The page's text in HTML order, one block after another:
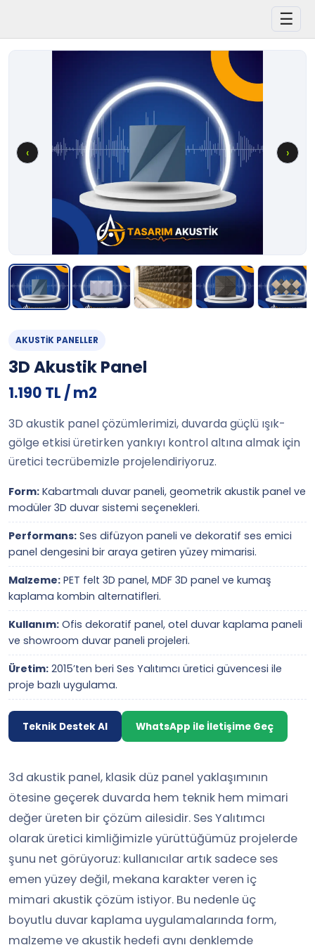
☰
‹ ›
AKUSTIK PANELLER
3D Akustik Panel
1.190 TL / m2
3D akustik panel çözümlerimizi, duvarda güçlü ışık-
gölge etkisi üretirken yankıyı kontrol altına almak için
üretici tecrübemizle projelendiriyoruz.
Form: Kabartmalı duvar paneli, geometrik akustik panel ve
modüler 3D duvar sistemi seçenekleri.
Performans: Ses difüzyon paneli ve dekoratif ses emici
panel dengesini bir araya getiren yüzey mimarisi.
Malzeme: PET felt 3D panel, MDF 3D panel ve kumaş
kaplama kombin alternatifleri.
Kullanım: Ofis dekoratif panel, otel duvar kaplama paneli
ve showroom duvar paneli projeleri.
Üretim: 2015’ten beri Ses Yalıtımcı üretici güvencesi ile
proje bazlı uygulama.
Teknik Destek Al WhatsApp ile İletişime Geç
3d akustik panel, klasik düz panel yaklaşımının
ötesine geçerek duvarda hem teknik hem mimari
değer üreten bir çözüm ailesidir. Ses Yalıtımcı
olarak üretici kimliğimizle yürüttüğümüz projelerde
şunu net görüyoruz: kullanıcılar artık sadece ses
emen yüzey değil, mekana karakter veren iç
mimari akustik çözüm istiyor. Bu nedenle üç
boyutlu duvar kaplama uygulamalarında form,
malzeme ve akustik hedefi aynı denklemde